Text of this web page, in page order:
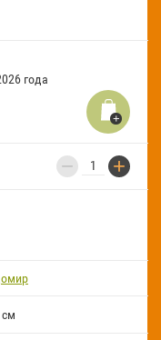
года
− +
см